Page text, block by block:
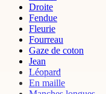
Droite
Fendue
Fleurie
Fourreau
Gaze de coton
Jean
Léopard
En maille